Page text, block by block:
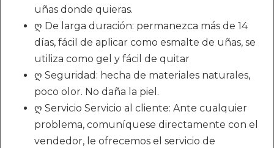
uñas donde quieras.
ღ De larga duración: permanezca más de 14
días, fácil de aplicar como esmalte de uñas, se
utiliza como gel y fácil de quitar
ღ Seguridad: hecha de materiales naturales,
poco olor. No daña la piel.
ღ Servicio Servicio al cliente: Ante cualquier
problema, comuníquese directamente con el
vendedor, le ofrecemos el servicio de